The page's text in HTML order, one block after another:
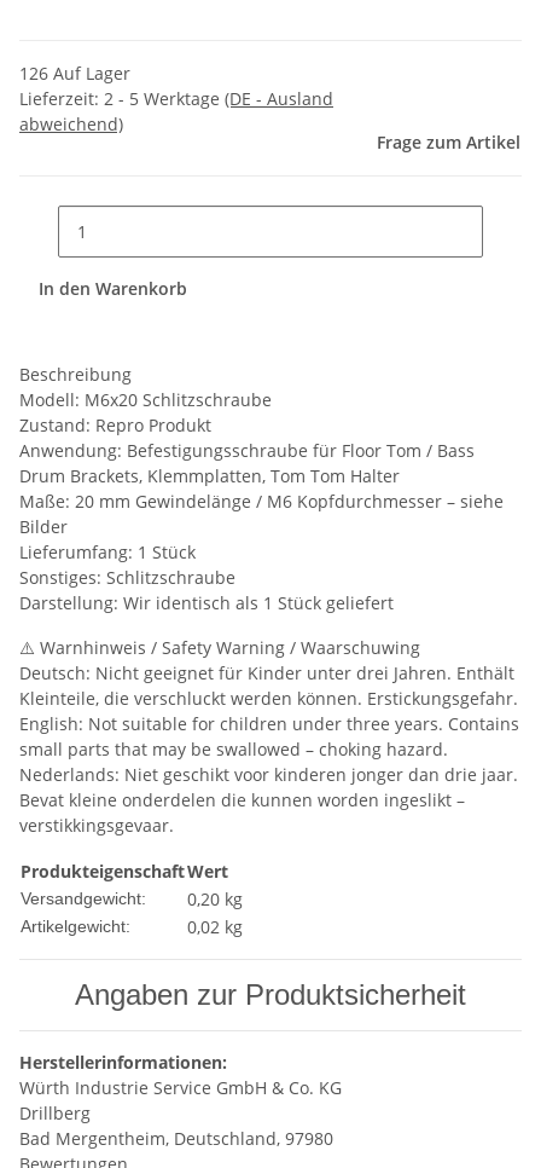
126 Auf Lager
Lieferzeit: 2 - 5 Werktage (DE - Ausland
abweichend)
Frage zum Artikel
In den Warenkorb
Beschreibung
Modell: M6x20 Schlitzschraube
Zustand: Repro Produkt
Anwendung: Befestigungsschraube für Floor Tom / Bass
Drum Brackets, Klemmplatten, Tom Tom Halter
Maße: 20 mm Gewindelänge / M6 Kopfdurchmesser – siehe
Bilder
Lieferumfang: 1 Stück
Sonstiges: Schlitzschraube
Darstellung: Wir identisch als 1 Stück geliefert
⚠️ Warnhinweis / Safety Warning / Waarschuwing
Deutsch: Nicht geeignet für Kinder unter drei Jahren. Enthält
Kleinteile, die verschluckt werden können. Erstickungsgefahr.
English: Not suitable for children under three years. Contains
small parts that may be swallowed – choking hazard.
Nederlands: Niet geschikt voor kinderen jonger dan drie jaar.
Bevat kleine onderdelen die kunnen worden ingeslikt –
verstikkingsgevaar.
ProdukteigenschaftWert
Versandgewicht: 0,20 kg
Artikelgewicht: 0,02 kg
Angaben zur Produktsicherheit
Herstellerinformationen:
Würth Industrie Service GmbH & Co. KG
Drillberg
Bad Mergentheim, Deutschland, 97980